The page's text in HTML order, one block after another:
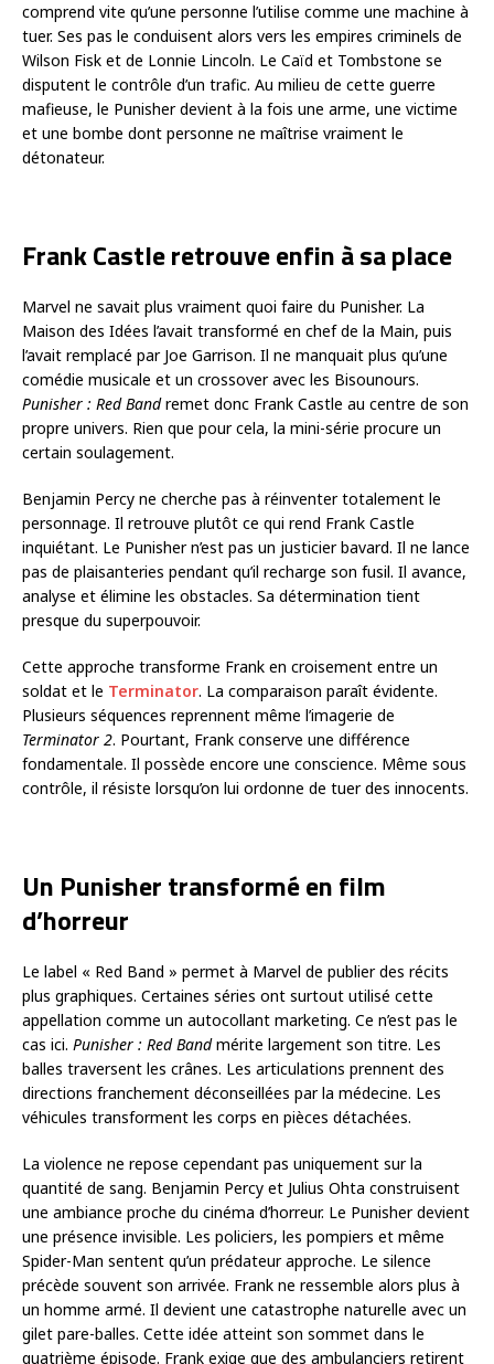
comprend vite qu’une personne l’utilise comme une machine à
tuer. Ses pas le conduisent alors vers les empires criminels de
Wilson Fisk et de Lonnie Lincoln. Le Caïd et Tombstone se
disputent le contrôle d’un trafic. Au milieu de cette guerre
mafieuse, le Punisher devient à la fois une arme, une victime
et une bombe dont personne ne maîtrise vraiment le
détonateur.
Frank Castle retrouve enfin à sa place
Marvel ne savait plus vraiment quoi faire du Punisher. La
Maison des Idées l’avait transformé en chef de la Main, puis
l’avait remplacé par Joe Garrison. Il ne manquait plus qu’une
comédie musicale et un crossover avec les Bisounours.
Punisher : Red Bandremet donc Frank Castle au centre de son
propre univers. Rien que pour cela, la mini-série procure un
certain soulagement.
Benjamin Percy ne cherche pas à réinventer totalement le
personnage. Il retrouve plutôt ce qui rend Frank Castle
inquiétant. Le Punisher n’est pas un justicier bavard. Il ne lance
pas de plaisanteries pendant qu’il recharge son fusil. Il avance,
analyse et élimine les obstacles. Sa détermination tient
presque du superpouvoir.
Cette approche transforme Frank en croisement entre un
soldat et le Terminator. La comparaison paraît évidente.
Plusieurs séquences reprennent même l’imagerie de
Terminator 2. Pourtant, Frank conserve une différence
fondamentale. Il possède encore une conscience. Même sous
contrôle, il résiste lorsqu’on lui ordonne de tuer des innocents.
Un Punisher transformé en film
d’horreur
Le label « Red Band » permet à Marvel de publier des récits
plus graphiques. Certaines séries ont surtout utilisé cette
appellation comme un autocollant marketing. Ce n’est pas le
cas ici. Punisher : Red Bandmérite largement son titre. Les
balles traversent les crânes. Les articulations prennent des
directions franchement déconseillées par la médecine. Les
véhicules transforment les corps en pièces détachées.
La violence ne repose cependant pas uniquement sur la
quantité de sang. Benjamin Percy et Julius Ohta construisent
une ambiance proche du cinéma d’horreur. Le Punisher devient
une présence invisible. Les policiers, les pompiers et même
Spider-Man sentent qu’un prédateur approche. Le silence
précède souvent son arrivée. Frank ne ressemble alors plus à
un homme armé. Il devient une catastrophe naturelle avec un
gilet pare-balles. Cette idée atteint son sommet dans le
quatrième épisode. Frank exige que des ambulanciers retirent